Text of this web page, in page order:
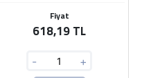
Fiyat
618,19 TL
- +